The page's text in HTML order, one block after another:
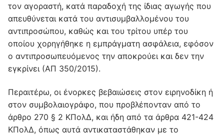
τον αγοραστή, κατά παραδοχή της ίδιας αγωγής που
απευθύνεται κατά του αντισυμβαλλομένου του
αντιπροσώπου, καθώς και του τρίτου υπέρ του
οποίου χορηγήθηκε η εμπράγματη ασφάλεια, εφόσον
ο αντιπροσωπευόμενος την αποκρούει και δεν την
εγκρίνει (ΑΠ 350/2015).
Περαιτέρω, οι ένορκες βεβαιώσεις στον ειρηνοδίκη ή
στον συμβολαιογράφο, που προβλέπονταν από το
άρθρο 270 § 2 ΚΠολΔ, και ήδη από τα άρθρα 421-424
ΚΠολΔ, όπως αυτά αντικαταστάθηκαν με το